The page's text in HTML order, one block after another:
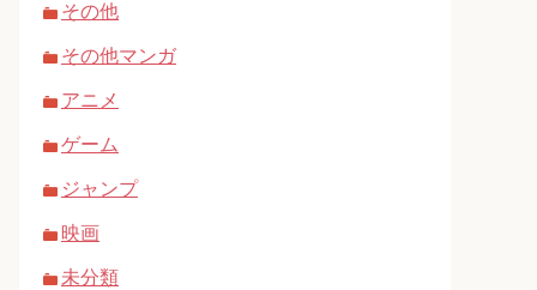
その他
その他マンガ
アニメ
ゲーム
ジャンプ
映画
未分類